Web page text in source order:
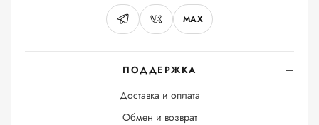
ПОДДЕРЖКА
Доставка и оплата
Обмен и возврат
MAX